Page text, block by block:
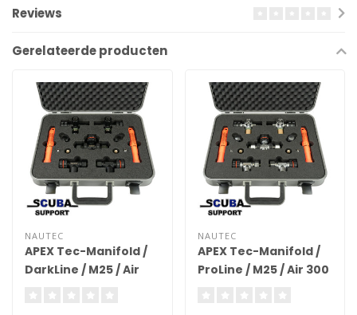
Reviews
Gerelateerde producten
NAUTEC
APEX Tec-Manifold /
DarkLine / M25 / Air
NAUTEC
APEX Tec-Manifold /
ProLine / M25 / Air 300